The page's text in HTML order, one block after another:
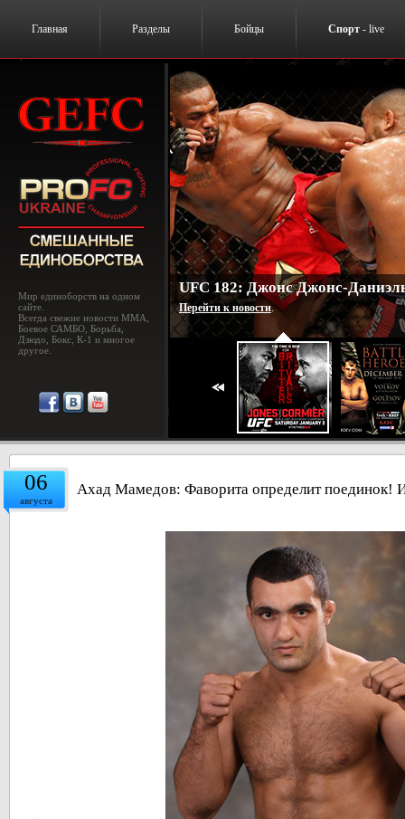
Главная Разделы Бойцы Спорт - live
Мир единоборств на одном
сайте.
Всегда свежие новости MMA,
Боевое САМБО, Борьба,
Дзюдо, Бокс, К-1 и многое
другое.
UFC 182: Джонс Джонс-
Перейти к новости.
06
августа
Ахад Мамедов: Фаворита определит поединок!